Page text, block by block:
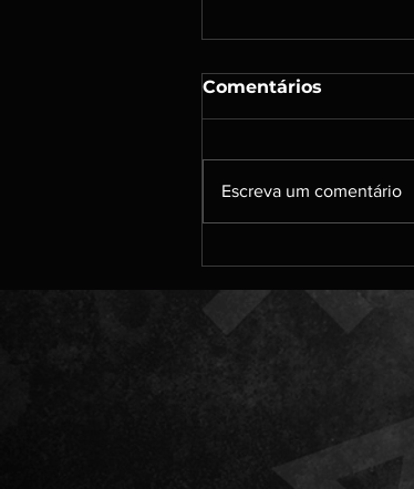
Um papo sobre
banho de sangue
Comentários
Escreva um comentário